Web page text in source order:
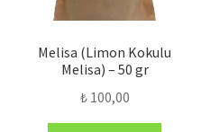
Melisa (Limon Kokulu
Melisa) – 50 gr
₺100,00